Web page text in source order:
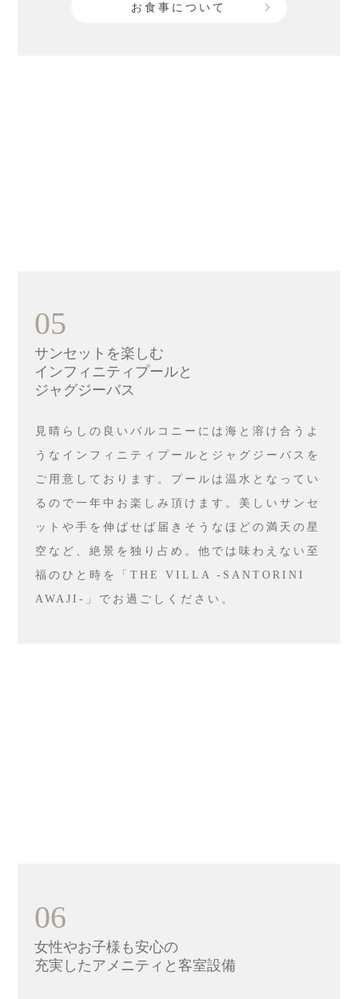
お食事について
05
サンセットを楽しむ
インフィニティプールと
ジャグジーバス
見晴らしの良いバルコニーには海と溶け合うよ
うなインフィニティプールとジャグジーバスを
ご用意しております。プールは温水となってい
るので一年中お楽しみ頂けます。美しいサンセ
ットや手を伸ばせば届きそうなほどの満天の星
空など、絶景を独り占め。他では味わえない至
福のひと時を「THE VILLA -SANTORINI
AWAJI-」でお過ごしください。
06
女性やお子様も安心の
充実したアメニティと客室設備